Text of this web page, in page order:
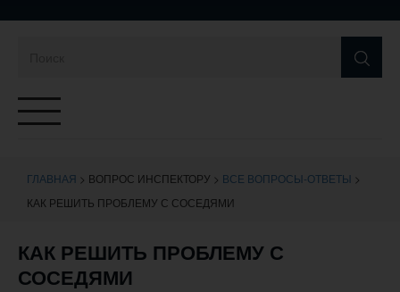
Переключатель
ГЛАВНАЯ > ВОПРОС ИНСПЕКТОРУ > ВСЕ ВОПРОСЫ-ОТВЕТЫ >
КАК РЕШИТЬ ПРОБЛЕМУ С СОСЕДЯМИ
КАК РЕШИТЬ ПРОБЛЕМУ С
СОСЕДЯМИ